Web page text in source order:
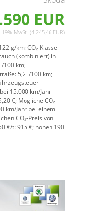
EUR
19% MwSt. (4.245,46 EUR)
122 g/km;CO₂ Klasse
(kombiniert) in
100 km;
5,2 l/100 km;
15.000 km/Jahr
€; Mögliche CO₂-
km/Jahr bei einem
CO₂-Preis von
€/t: 915 €; hohen 190